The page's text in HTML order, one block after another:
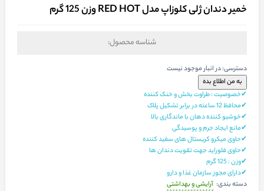
خمیر دندان ژلی کلوزاپ مدل RED HOT وزن 125 گرم
شناسه محصول:
دسترسی:در انبار موجود نیست
✔خصوصیت : طراوت بخش و خنک کننده
✔محافظ 12 ساعته در برابر تشکیل پلاک
✔خوشبو کننده دهان با ماندگاری بالا
✔مانع ایجاد جرم و پوسیدگی
✔حاوی میکرو کریستال های سفید کننده
✔حاوی فلوراید جهت تقویت دندان ها
✔وزن : 125 گرم
✔دارای مجوز سازمان غذا و دارو
دسته بندی: آرایشی و بهداشتی